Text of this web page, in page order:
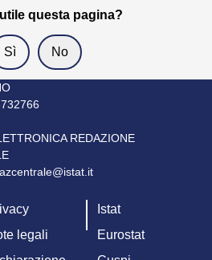
questa pagina?
REDAZIONE
legali
Istat
Eurostat